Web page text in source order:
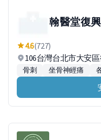
翰醫堂復
4.6(727)
106台灣台北市大安
骨刺 坐骨神經痛